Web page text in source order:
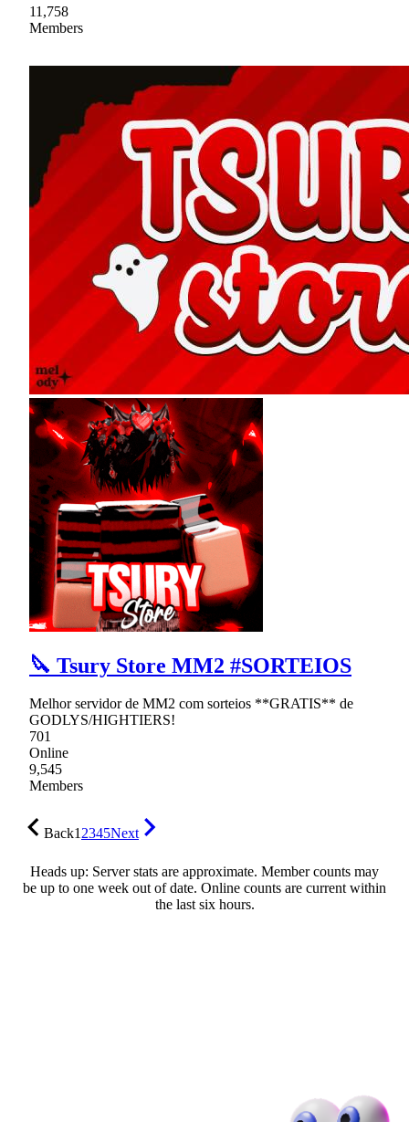
11,758
Members
🔪 Tsury Store MM2 #SORTEIOS
Melhor servidor de MM2 com sorteios **GRATIS** de
GODLYS/HIGHTIERS!
701
Online
9,545
Members
Back12345Next
Heads up: Server stats are approximate. Member counts may
be up to one week out of date. Online counts are current within
the last six hours.